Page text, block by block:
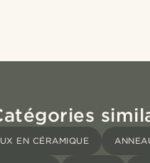
EN CÉRAMIQUE